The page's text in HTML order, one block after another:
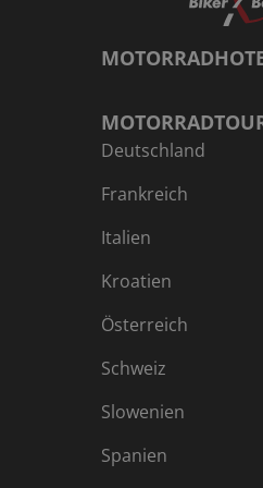
Einkehrmöglichkeiten, wo die
Deutschland
Frankreich
Italien
Kroatien
Österreich
Schweiz
Slowenien
Spanien